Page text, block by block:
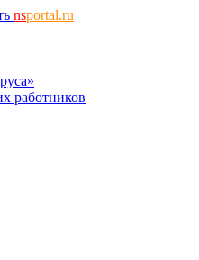
nsportal.ru
работников